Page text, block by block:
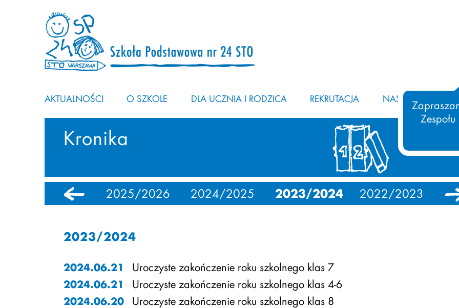
Zespołu
AKTUALNOŚCI O SZKOLE DLA UCZNIA I RODZICA REKRUTACJA NASZ ZESPÓŁ
Kronika
2025/2026 2024/2025 2023/2024 2022/2023
2023/2024
2024.06.21 Uroczyste zakończenie roku szkolnego klas 7
2024.06.21 Uroczyste zakończenie roku szkolnego klas 4-6
2024.06.20 Uroczyste zakończenie roku szkolnego klas 8